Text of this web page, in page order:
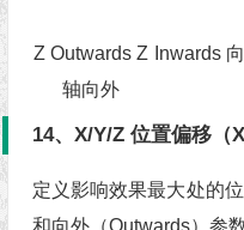
Z Outwards Z
轴向外
Inwards
14、X/Y/Z 位置偏移（
定义影响效果最大处的